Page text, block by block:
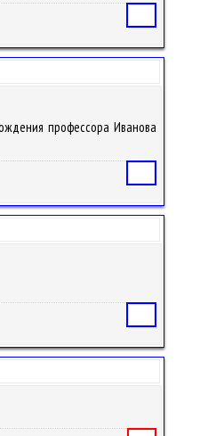
профессора Иванова